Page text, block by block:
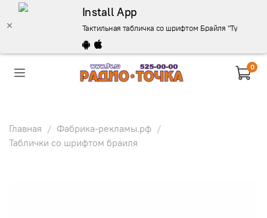
Install App
Тактильная табличка со шрифтом Брайля "Туалет"
0
Главная
Фабрика-рекламы.рф
Таблички со шрифтом браиля